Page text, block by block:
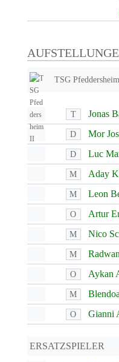
TSG
T Jonas
D Mor
D Luc
M Aday
M Leon
O Artur
M Nico
M
O Aykan
M
O Gianni
ERSATZSPIELER